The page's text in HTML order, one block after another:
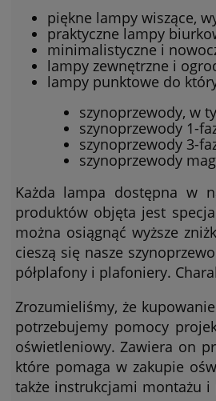
piękne lampy wiszące,
praktyczne lampy
minimalistyczne i
lampy zewnętrzne i
lampy punktowe do
szynoprzewody, w
szynoprzewody 1-
szynoprzewody 3-
szynoprzewody
Każda lampa dostępna w
produktów objęta jest
można osiągnąć wyższe
cieszą się nasze
półplafony i plafoniery.
Zrozumieliśmy, że
potrzebujemy pomocy
oświetleniowy. Zawiera on
które pomaga w zakupie
także instrukcjami montażu